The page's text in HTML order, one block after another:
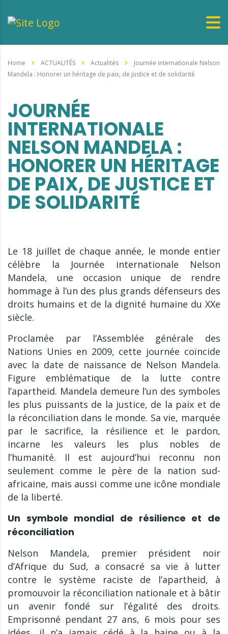
Home ACTUALITÉS Actualités
Journée internationale Nelson
Mandela : Honorer un héritage de paix, de justice et de solidarité
JOURNÉE
INTERNATIONALE
NELSON MANDELA :
HONORER UN HÉRITAGE
DE PAIX, DE JUSTICE ET
DE SOLIDARITÉ
Le 18 juillet de chaque année, le monde entier
célèbre la Journée internationale Nelson
Mandela, une occasion unique de rendre
hommage à l’un des plus grands défenseurs des
droits humains et de la dignité humaine du XXe
siècle.
Proclamée par l’Assemblée générale des
Nations Unies en 2009, cette journée coïncide
avec la date de naissance de Nelson Mandela.
Figure emblématique de la lutte contre
l’apartheid. Mandela demeure l’un des symboles
les plus puissants de la justice, de la paix et de
la réconciliation dans le monde. Sa vie, marquée
par le sacrifice, la résilience et le pardon,
incarne les valeurs les plus nobles de
l’humanité. Il est aujourd’hui reconnu non
seulement comme le père de la nation sud-
africaine, mais aussi comme une icône mondiale
de la liberté.
Un symbole mondial de résilience et de
réconciliation
Nelson Mandela, premier président noir
d’Afrique du Sud, a consacré sa vie à lutter
contre le système raciste de l’apartheid, à
promouvoir la réconciliation nationale et à bâtir
un avenir fondé sur l’égalité des droits.
Emprisonné pendant 27 ans, 6 mois pour ses